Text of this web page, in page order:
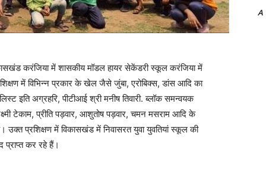
करंजिया में शासकीय मॉडल हायर सेकेंडरी स्कूल करंजिया में
में विभिन्न प्रकार के खेल जैसे जुंबा, एरोबिक्स, डांस आदि का
इति अग्रहरि, पीटीआई श्री मनीष तिवारी. ब्लॉक समन्वयक
टेकाम, प्रीति पड़वार, आशुतोष पड़वार, चमन मसराम आदि के
प्रशिक्षण में विकासखंड में निवासरत युवा युवतियां स्कूल की
कर रहे हैं।
A